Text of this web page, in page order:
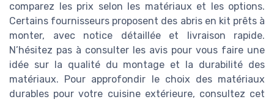
comparez les prix selon les matériaux et les options.
Certains fournisseurs proposent des abris en kit prêts à
monter, avec notice détaillée et livraison rapide.
N’hésitez pas à consulter les avis pour vous faire une
idée sur la qualité du montage et la durabilité des
matériaux. Pour approfondir le choix des matériaux
durables pour votre cuisine extérieure, consultez cet